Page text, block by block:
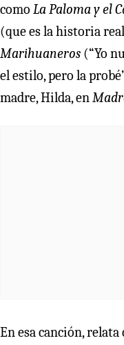
como La Paloma y el
(que es la historia
Marihuaneros (“Yo
el estilo, pero la
madre, Hilda, en
En esa canción,